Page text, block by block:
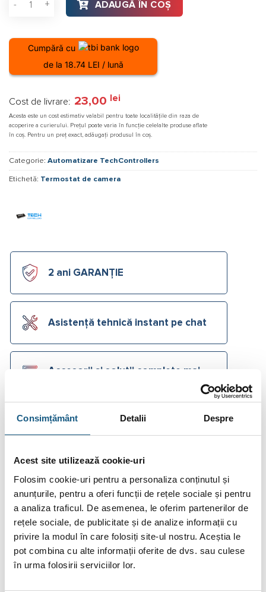
Consimțământ Detalii Despre
Acest site utilizează cookie-uri
Folosim cookie-uri pentru a personaliza conținutul și
anunțurile, pentru a oferi funcții de rețele sociale și pentru
a analiza traficul. De asemenea, le oferim partenerilor de
rețele sociale, de publicitate și de analize informații cu
privire la modul în care folosiți site-ul nostru. Aceștia le
pot combina cu alte informații oferite de dvs. sau culese
în urma folosirii serviciilor lor.
ADAUGĂ ÎN COȘ
Cumpără cu
de la 18.74 LEI / lună
Cost de livrare: 23,00 lei
Acesta este un cost estimativ valabil pentru toate localitățile din raza de
acoperire a curierului. Prețul poate varia în funcție celelalte produse aflate
în coș. Pentru un preț exact, adăugați produsul în coș.
Categorie: Automatizare TechControllers
Etichetă: Termostat de camera
2 ani GARANȚIE
Asistență tehnică instant pe chat
Accesorii și soluții complete mai
Cere Ofertă Preț
Trimite-ne ocerere de ofertăacum!
Plata în Rate prin Credit Instant
De la118.00 lei/lună în lunare de latbi
bank